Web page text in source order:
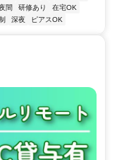
間 研修あり
在宅OK
深夜 ピアスOK